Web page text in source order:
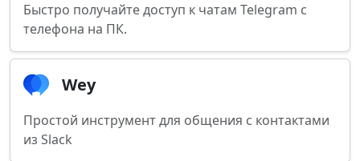
Быстро получайте доступ к чатам Telegram с
телефона на ПК.
Wey
Простой инструмент для общения с контактами
из Slack